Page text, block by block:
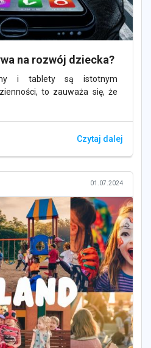
na rozwój dziecka?
i tablety są istotnym
to zauważa się, że
Czytaj dalej
01.07.2024